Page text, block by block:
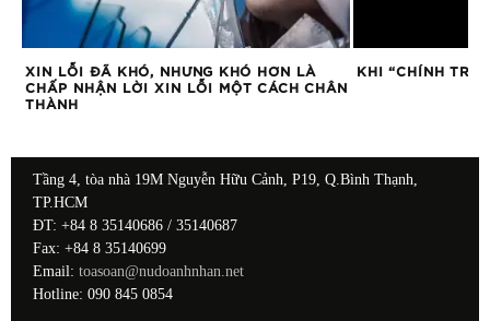
XIN LỖI ĐÃ KHÓ, NHƯNG KHÓ HƠN LÀ
CHẤP NHẬN LỜI XIN LỖI MỘT CÁCH CHÂN
THÀNH
KHI “CHÍNH
Tầng 4, tòa nhà 19M Nguyễn Hữu Cảnh, P19, Q.Bình Thạnh,
TP.HCM
ĐT: +84 8 35140686 / 35140687
Fax: +84 8 35140699
Email: toasoan@nudoanhnhan.net
Hotline: 090 845 0854